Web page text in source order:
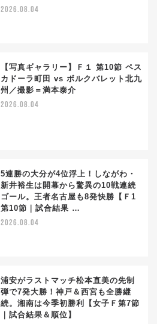
2026.08.04
【写真ギャラリー】Ｆ１ 第10節 ペス
カドーラ町田 vs ボルクバレット北九
州／撮影＝満本泰介
2026.08.04
5連勝の大分が4位浮上！しながわ・
新井裕生は開幕から驚異の10戦連続
ゴール。王者名古屋も8発快勝【Ｆ1
第10節｜試合結果 …
2026.08.04
浦安がラストマッチ松本直美の先制
弾で7発大勝！神戸＆西宮も全勝継
続。湘南は今季初勝利【女子Ｆ第7節
｜試合結果＆順位】